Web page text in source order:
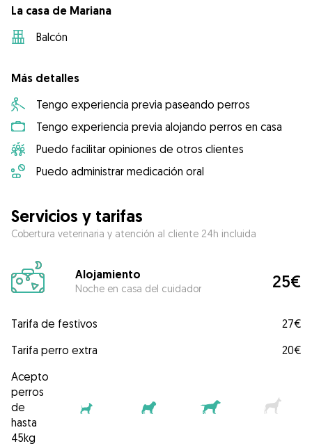
La casa de Mariana
Balcón
Más detalles
Tengo experiencia previa paseando perros
Tengo experiencia previa alojando perros en casa
Puedo facilitar opiniones de otros clientes
Puedo administrar medicación oral
Servicios y tarifas
Cobertura veterinaria y atención al cliente 24h incluida
Alojamiento
Noche en casa del cuidador 25€
Tarifa de festivos
27€
Tarifa perro extra
20€
Acepto
perros
de
hasta
45kg